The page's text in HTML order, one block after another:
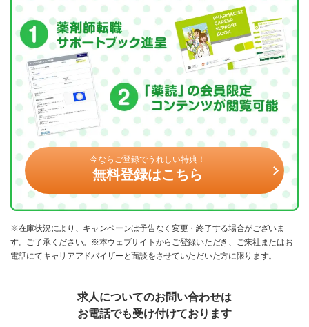
今ならご登録でうれしい特典！
無料登録はこちら
※在庫状況により、キャンペーンは予告なく変更・終了する場合がございま
す。ご了承ください。※本ウェブサイトからご登録いただき、ご来社またはお
電話にてキャリアアドバイザーと面談をさせていただいた方に限ります。
求人についてのお問い合わせは
お電話でも受け付けております